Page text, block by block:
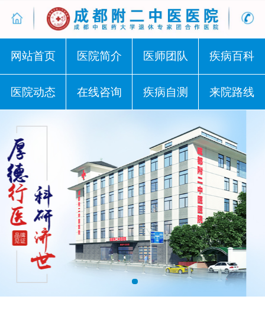
网站首页 医院简介 医师团队 疾病百科
医院动态 在线咨询 疾病自测 来院路线
1